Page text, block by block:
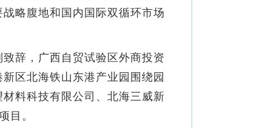
略腹地和国内国际双循环市场
辞，广西自贸试验区外商投资
区北海铁山东港产业园围绕园
料科技有限公司、北海三威新
目。